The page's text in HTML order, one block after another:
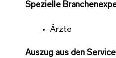
Spezielle
Ärzte
Auszug aus den